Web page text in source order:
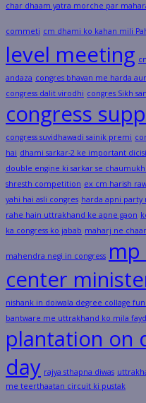
char dhaam yatra morche par
commeti cm dhami ko kahan mili
level meeting
andaza congres bhavan me harda
congress dalit virodhi congres Sikh
congress
congress suvidhawadi sainik premi
hai dhami sarkar-2 ke important
double engine ki sarkar se
shresth competition ex cm harish
yahi hai asli congres harda apni party
rahe hain uttrakhand ke apne gaon
ka congress ko jabab maharj ne
mahendra negi in congress
center
nishank in doiwala degree collage
bantware me uttrakhand ko mila
plantation on
day rajya sthapna diwas
me teerthaatan circuit ki pustak